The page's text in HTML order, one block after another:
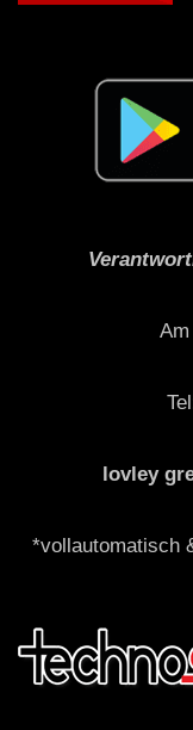
lovley
*vollautomatisch